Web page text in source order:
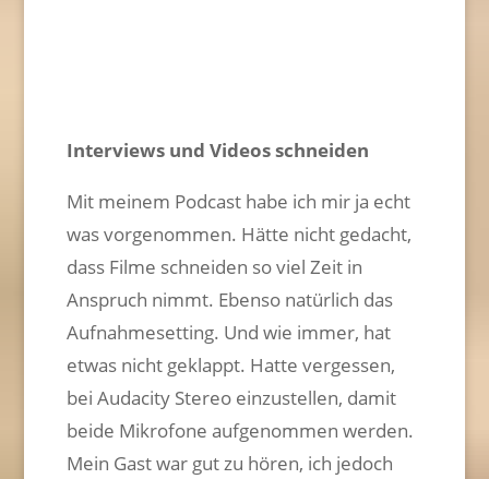
Interviews und Videos schneiden
Mit meinem Podcast habe ich mir ja echt
was vorgenommen. Hätte nicht gedacht,
dass Filme schneiden so viel Zeit in
Anspruch nimmt. Ebenso natürlich das
Aufnahmesetting. Und wie immer, hat
etwas nicht geklappt. Hatte vergessen,
bei Audacity Stereo einzustellen, damit
beide Mikrofone aufgenommen werden.
Mein Gast war gut zu hören, ich jedoch